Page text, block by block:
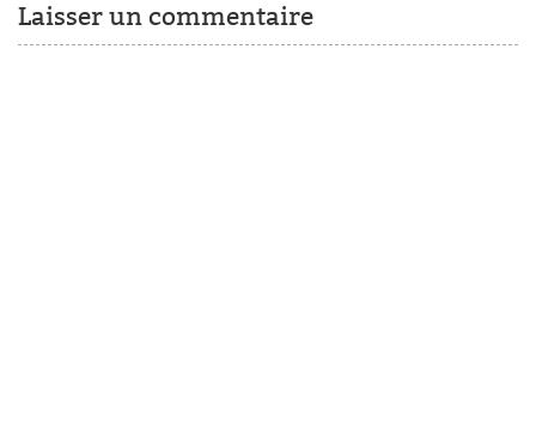
Laisser un commentaire